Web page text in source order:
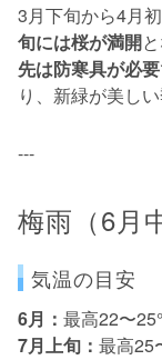
3月下旬から4月
旬には桜が満開
先は防寒具が必要
り、新緑が美し
---
梅雨（6月
気温の目安
6月： 最高22〜
7月上旬： 最高